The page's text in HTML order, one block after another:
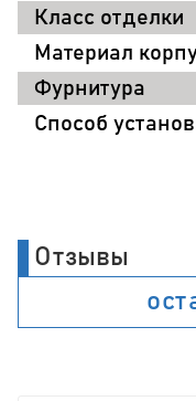
Класс отделки
Материал
Фурнитура
Способ
Отзывы